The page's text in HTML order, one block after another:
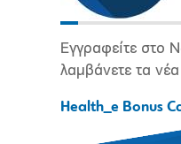
Εγγραφείτε στο
λαμβάνετε τα
Health_e Bonus